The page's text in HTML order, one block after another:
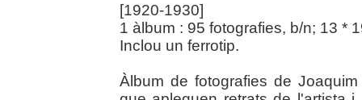
[1920-1930]
1 àlbum : 95 fotografies, b/n; 13 *
Inclou un ferrotip.
Àlbum de fotografies de